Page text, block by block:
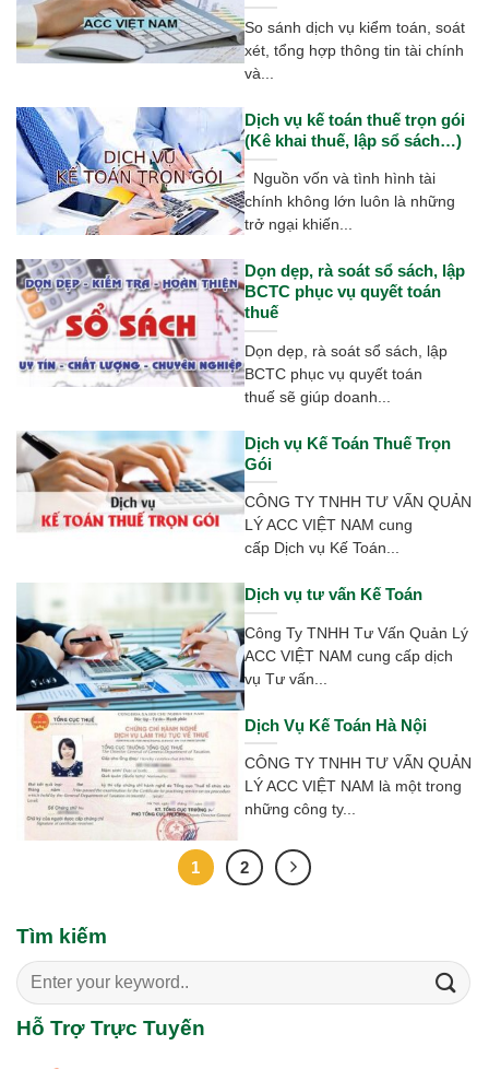
So sánh dịch vụ kiểm toán, soát
xét, tổng hợp thông tin tài chính
và...
Dịch vụ kế toán thuế trọn gói
(Kê khai thuế, lập sổ sách…)
Nguồn vốn và tình hình tài
chính không lớn luôn là những
trở ngại khiến...
Dọn dẹp, rà soát sổ sách, lập
BCTC phục vụ quyết toán
thuế
Dọn dẹp, rà soát sổ sách, lập
BCTC phục vụ quyết toán
thuế sẽ giúp doanh...
Dịch vụ Kế Toán Thuế Trọn
Gói
CÔNG TY TNHH TƯ VẤN QUẢN
LÝ ACC VIỆT NAM cung
cấp Dịch vụ Kế Toán...
Dịch vụ tư vấn Kế Toán
Công Ty TNHH Tư Vấn Quản Lý
ACC VIỆT NAM cung cấp dịch
vụ Tư vấn...
Dịch Vụ Kế Toán Hà Nội
CÔNG TY TNHH TƯ VẤN QUẢN
LÝ ACC VIỆT NAM là một trong
những công ty...
1 2
Tìm kiếm
Search
for:
Hỗ Trợ Trực Tuyến